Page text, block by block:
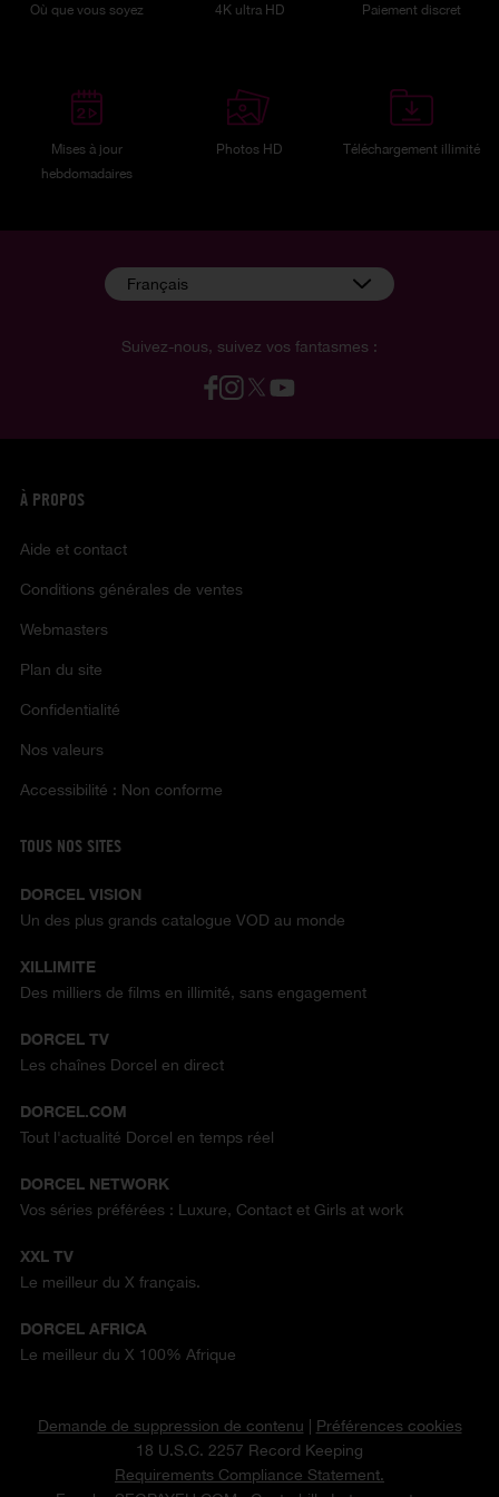
Où que vous soyez 4K ultra HD Paiement discret
Mises à jour
hebdomadaires
Photos HD Téléchargement illimité
Suivez-nous, suivez vos fantasmes :
Français
À PROPOS
Aide et contact
Conditions générales de ventes
Webmasters
Plan du site
Confidentialité
Nos valeurs
Accessibilité : Non conforme
TOUS NOS SITES
DORCEL VISION
Un des plus grands catalogue VOD au monde
XILLIMITE
Des milliers de films en illimité, sans engagement
DORCEL TV
Les chaînes Dorcel en direct
DORCEL.COM
Tout l'actualité Dorcel en temps réel
DORCEL NETWORK
Vos séries préférées : Luxure, Contact et Girls at work
XXL TV
Le meilleur du X français.
DORCEL AFRICA
Le meilleur du X 100% Afrique
Demande de suppression de contenu | Préférences cookies
18 U.S.C. 2257 Record Keeping
Requirements Compliance Statement.